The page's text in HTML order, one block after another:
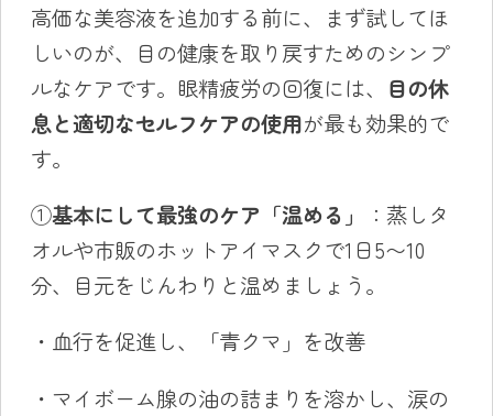
高価な美容液を追加する前に、まず試してほ
しいのが、目の健康を取り戻すためのシンプ
ルなケアです。眼精疲労の回復には、 目の休
息と適切なセルフケアの使用が最も効果的で
す。
①基本にして最強のケア「温める」
：蒸しタ
オルや市販のホットアイマスクで1日5〜10
分、目元をじんわりと温めましょう。
・血行を促進し、「青クマ」を改善
・マイボーム腺の油の詰まりを溶かし、涙の